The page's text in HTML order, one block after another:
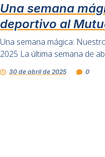
Una semana
deportivo al
Una semana mágica:
2025 La última semana de
30 de abril de 2025 0